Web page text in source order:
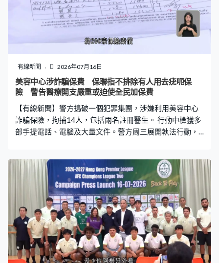
盤、沒有明確工地界線的道路、渠務和斜坡工地、大廈、
商舖的裝修或維修工程。會透過平面圖或設置圍欄水馬界
定禁煙範圍。禁止工友攜帶香煙等進入地盤，建議按實際
環境在出入口安排地方存放吸煙用品。 建造業分包商聯會
永遠榮譽會長伍新華：「條例是針對所有人，甚至是僱主
或業主代表或建築師，只要在地盤吸煙就違法。我們只不
過作為地盤的管理人，例如承建商和分包商會管理工友，
我們會盡力執行、推動禁煙條例，令大家不要犯法。」 指
否有人違例吸煙，亦會界定工地各級人
有線新聞 2026年07月16日
美容中心涉詐騙保費 保聯指不排除有人用去疣呃保
險 警告醫療開支嚴重或迫使全民加保費
【有線新聞】警方搗破一個犯罪集團，涉嫌利用美容中心
詐騙保險，拘捕14人，包括兩名註冊醫生。 行動中檢獲多
部手提電話、電腦及大量文件。警方周三展開執法行動，
兩名註冊醫生，其中一名醫生與早前一宗「新型碰瓷」案
有關。他們涉嫌去年10月至11月期間串謀詐騙保險公司，
涉及九宗虛假醫療保險索償，涉款約11.4萬。調查發現，
部分醫療證明所列求診日期，醫生或索償人並不在港。 商
業罪案調查科訛騙調查組高級督察劉兆寳：「有保險從業
員安排索償人到指定美容中心接受治療，之後美容中心醫
生涉嫌簽發內容失實的醫療證明及收據，訛稱索償人因為
醫療需要要接受手術，例如去疣、膿瘡引流等手術。但警
方發現他們實際上到美容院只是接受醫學美容的治療，例